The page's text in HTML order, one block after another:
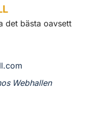
det bästa oavsett
Webhallen